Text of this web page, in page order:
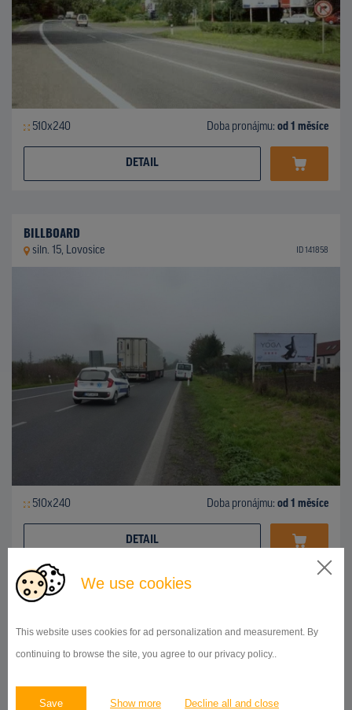
We use cookies
This website uses cookies for ad personalization and measurement. By
continuing to browse the site, you agree to our privacy policy..
Save Show more Decline all and close
510x240 Doba pronájmu: od 1 měsíce
DETAIL
BILLBOARD
siln. 15, Lovosice ID 141858
510x240 Doba pronájmu: od 1 měsíce
DETAIL
Litochovice, Lovosice ID 141859